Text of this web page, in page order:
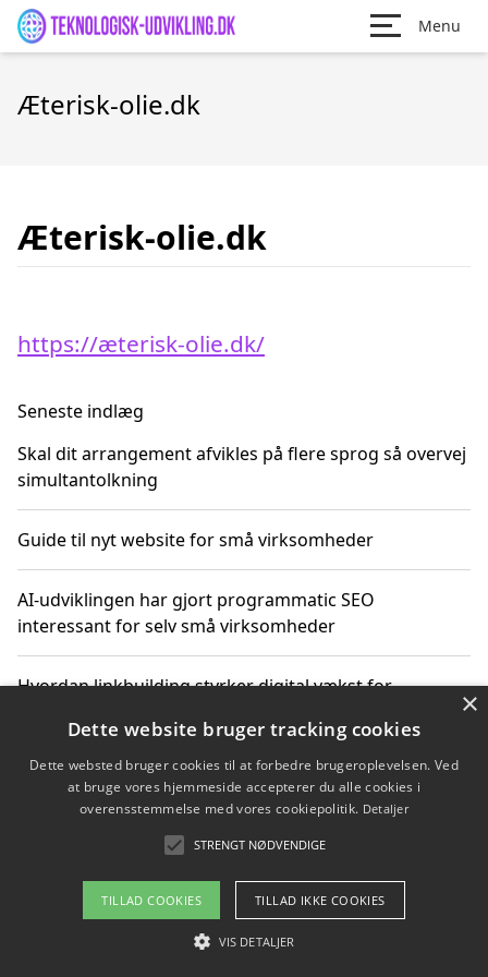
Menu
Æterisk-olie.dk
Æterisk-olie.dk
https://æterisk-olie.dk/
Seneste indlæg
Skal dit arrangement afvikles på flere sprog så overvej
simultantolkning
Guide til nyt website for små virksomheder
AI-udviklingen har gjort programmatic SEO
interessant for selv små virksomheder
Hvordan linkbuilding styrker digital vækst for
Sådan har udviklingen inden for genbrug af elektronik
ændret sig
Copyright 2026 - Pilanto Aps
Om / kontakt
×
Dette website bruger tracking cookies
Dette websted bruger cookies til at forbedre brugeroplevelsen. Ved
at bruge vores hjemmeside accepterer du alle cookies i
overensstemmelse med vores cookiepolitik. Detaljer
STRENGT NØDVENDIGE
TILLAD COOKIES TILLAD IKKE COOKIES
VIS DETALJER